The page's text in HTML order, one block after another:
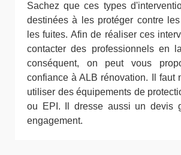
Sachez que ces types
destinées à les protéger contre
les fuites. Afin de réaliser ces
contacter des professionnels en
conséquent, on peut vous
confiance à ALB rénovation. Il faut
utiliser des équipements de
ou EPI. Il dresse aussi un devis
engagement.